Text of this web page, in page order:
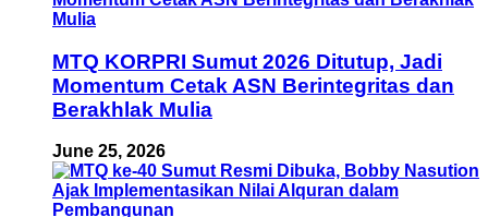
MTQ KORPRI Sumut 2026 Ditutup, Jadi
Momentum Cetak ASN Berintegritas dan
Berakhlak Mulia
June 25, 2026